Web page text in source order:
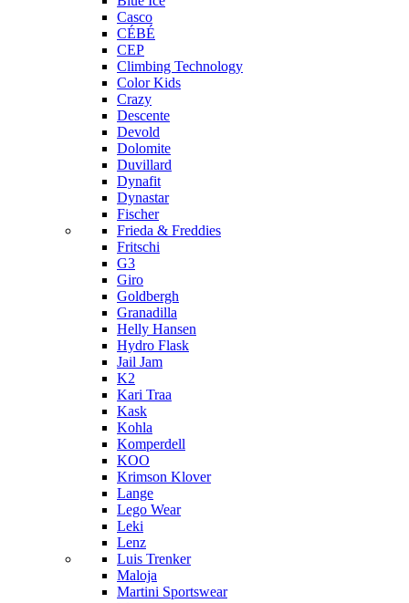
Casco
CÉBÉ
CEP
Climbing Technology
Color Kids
Crazy
Descente
Devold
Dolomite
Duvillard
Dynafit
Dynastar
Fischer
Frieda & Freddies
Fritschi
G3
Giro
Goldbergh
Granadilla
Helly Hansen
Hydro Flask
Jail Jam
K2
Kari Traa
Kask
Kohla
Komperdell
KOO
Krimson Klover
Lange
Lego Wear
Leki
Lenz
Luis Trenker
Maloja
Martini Sportswear